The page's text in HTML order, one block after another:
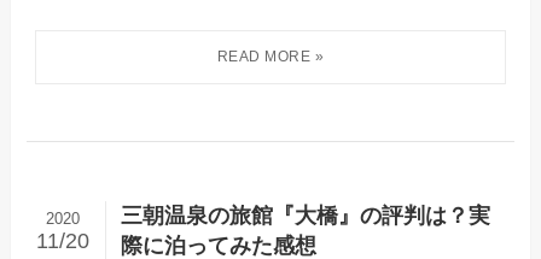
三朝温泉の旅館『大橋』の評判は？実
際に泊ってみた感想
2020
11/20